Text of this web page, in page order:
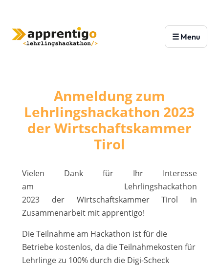
Anmeldung zum
Lehrlingshackathon 2023
der Wirtschaftskammer
Tirol
Vielen Dank für Ihr Interesse
am Lehrlingshackathon
2023der Wirtschaftskammer Tirol in
Zusammenarbeit mit apprentigo!
Die Teilnahme am Hackathon ist für die
Betriebe kostenlos, da die Teilnahmekosten für
Lehrlinge zu 100% durch die Digi-Scheck